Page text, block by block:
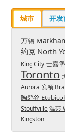
城市 开发
万锦
约克 North
King City 士嘉
Toronto
Aurora 宾顿
陶碧谷
Stouffville 温莎
Kingston